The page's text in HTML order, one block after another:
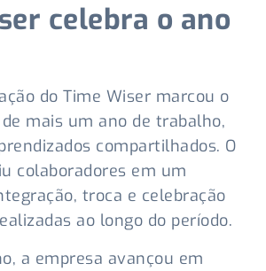
celebra o ano
do Time Wiser marcou o
mais um ano de trabalho,
compartilhados. O
colaboradores em um
troca e celebração
ao longo do período.
a empresa avançou em